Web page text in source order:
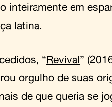
inteiramente em
latina.
“Revival”
orgulho de suas
de que queria se